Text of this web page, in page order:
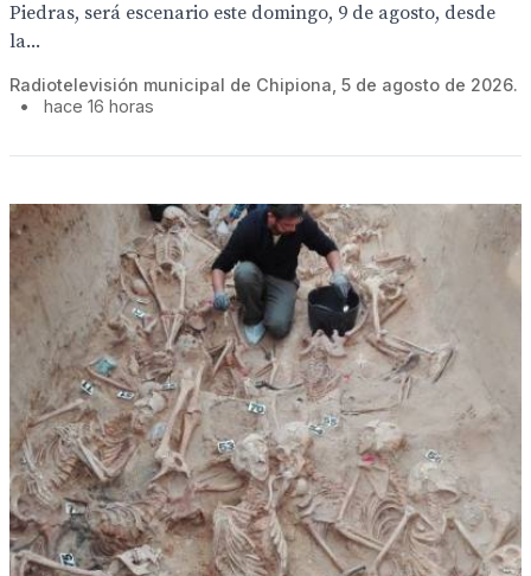
Piedras, será escenario este domingo, 9 de agosto, desde
la...
Radiotelevisión municipal de Chipiona, 5 de agosto de 2026.
•
hace 16 horas